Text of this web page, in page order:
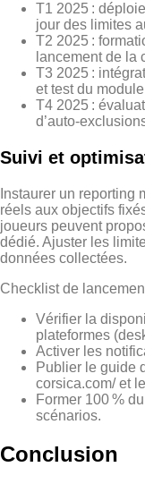
T1 2025 :
jour des limites
T2 2025 :
lancement de la
T3 2025 :
et test du
T4 2025 :
Suivi et
Instaurer un reporting
réels aux objectifs
joueurs peuvent
dédié. Ajuster les
données collectées.
Checklist de
Vérifier la
plateformes
Activer les
Publier le guide
corsica.com/ et
Former 100 %
scénarios.
Conclusion